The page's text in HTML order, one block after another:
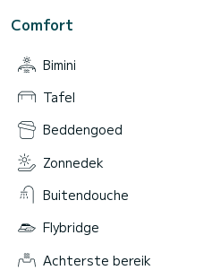
Comfort
Bimini
Tafel
Beddengoed
Zonnedek
Buitendouche
Flybridge
Achterste bereik